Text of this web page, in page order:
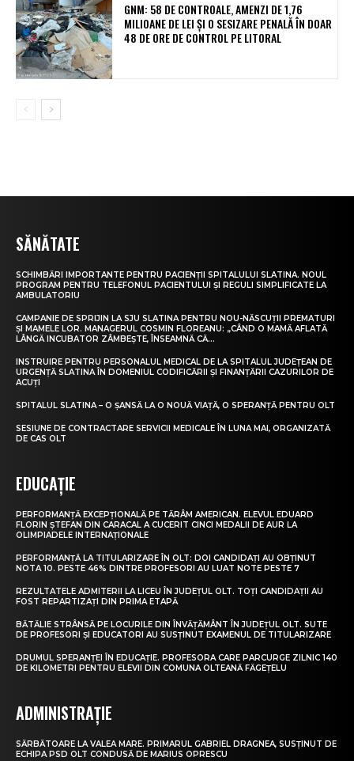
GNM: 58 DE CONTROALE, AMENZI DE 1,76
MILIOANE DE LEI ȘI O SESIZARE PENALĂ ÎN DOAR
48 DE ORE DE CONTROL PE LITORAL
SĂNĂTATE
SCHIMBĂRI IMPORTANTE PENTRU PACIENȚII SPITALULUI SLATINA. NOUL
PROGRAM PENTRU TELEFONUL PACIENTULUI ȘI REGULI SIMPLIFICATE LA
AMBULATORIU
CAMPANIE DE SPRIJIN LA SJU SLATINA PENTRU NOU-NĂSCUȚII PREMATURI
ȘI MAMELE LOR. MANAGERUL COSMIN FLOREANU: „CÂND O MAMĂ AFLATĂ
LÂNGĂ INCUBATOR ZÂMBEȘTE, ÎNSEAMNĂ CĂ...
INSTRUIRE PENTRU PERSONALUL MEDICAL DE LA SPITALUL JUDEȚEAN DE
URGENȚĂ SLATINA ÎN DOMENIUL CODIFICĂRII ȘI FINANȚĂRII CAZURILOR DE
ACUȚI
SPITALUL SLATINA – O ȘANSĂ LA O NOUĂ VIAȚĂ, O SPERANȚĂ PENTRU OLT
SESIUNE DE CONTRACTARE SERVICII MEDICALE ÎN LUNA MAI, ORGANIZATĂ
DE CAS OLT
EDUCAȚIE
PERFORMANȚĂ EXCEPȚIONALĂ PE TĂRÂM AMERICAN. ELEVUL EDUARD
FLORIN ȘTEFAN DIN CARACAL A CUCERIT CINCI MEDALII DE AUR LA
OLIMPIADELE INTERNAȚIONALE
PERFORMANȚĂ LA TITULARIZARE ÎN OLT: DOI CANDIDAȚI AU OBȚINUT
NOTA 10. PESTE 46% DINTRE PROFESORI AU LUAT NOTE PESTE 7
REZULTATELE ADMITERII LA LICEU ÎN JUDEȚUL OLT. TOȚI CANDIDAȚII AU
FOST REPARTIZAȚI DIN PRIMA ETAPĂ
BĂTĂLIE STRÂNSĂ PE LOCURILE DIN ÎNVĂȚĂMÂNT ÎN JUDEȚUL OLT. SUTE
DE PROFESORI ȘI EDUCATORI AU SUSȚINUT EXAMENUL DE TITULARIZARE
DRUMUL SPERANȚEI ÎN EDUCAȚIE. PROFESORA CARE PARCURGE ZILNIC 140
DE KILOMETRI PENTRU ELEVII DIN COMUNA OLTEANĂ FĂGEȚELU
ADMINISTRAȚIE
SĂRBĂTOARE LA VALEA MARE. PRIMARUL GABRIEL DRAGNEA, SUSȚINUT DE
ECHIPA PSD OLT CONDUSĂ DE MARIUS OPRESCU